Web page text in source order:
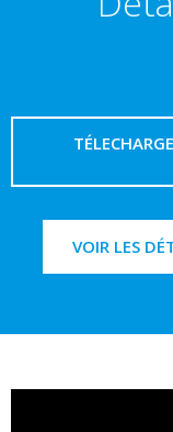
VOIR LES